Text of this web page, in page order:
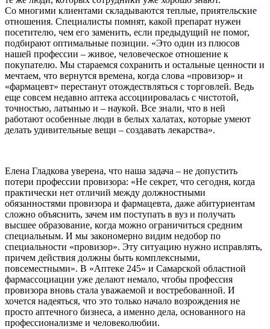
Со многими клиентами складываются теплые, приятельские
отношения. Специалисты помнят, какой препарат нужен
посетителю, чем его заменить, если предыдущий не помог,
подбирают оптимальные позиции. «Это один из плюсов
нашей профессии – живое, человеческое отношение к
покупателю. Мы стараемся сохранить и остальные ценности и
мечтаем, что вернутся времена, когда слова «провизор» и
«фармацевт» перестанут отождествляться с торговлей. Ведь
еще совсем недавно аптека ассоциировалась с чистотой,
точностью, латынью и – наукой. Все знали, что в ней
работают особенные люди в белых халатах, которые умеют
делать удивительные вещи – создавать лекарства».
Елена Гладкова уверена, что наша задача – не допустить
потери профессии провизора: «Не секрет, что сегодня, когда
практически нет отличий между должностными
обязанностями провизора и фармацевта, даже абитуриентам
сложно объяснить, зачем им поступать в вуз и получать
высшее образование, когда можно ограничиться средним
специальным. И мы закономерно видим недобор по
специальности «провизор». Эту ситуацию нужно исправлять,
причем действия должны быть комплексными,
повсеместными». В «Аптеке 245» и Самарской областной
фармассоциации уже делают немало, чтобы профессия
провизора вновь стала уважаемой и востребованной. И
хочется надеяться, что это только начало возрождения не
просто аптечного бизнеса, а именно дела, основанного на
профессионализме и человеколюбии.